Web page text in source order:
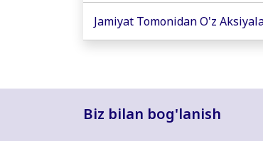
Jamiyat Tomonidan O'z
Biz bilan bog'lanish